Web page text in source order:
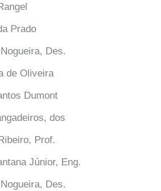
Prado
Des.
de Oliveira
Dumont
dos
Prof.
Júnior, Eng.
Des.